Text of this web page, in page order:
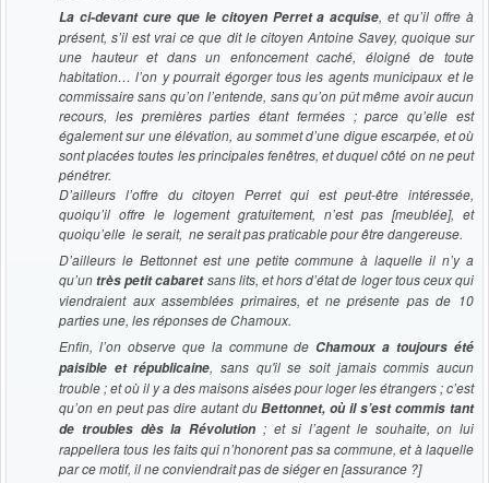
La ci-devant cure que le citoyen Perret a acquise, et qu’il offre à
présent, s’il est vrai ce que dit le citoyen Antoine Savey, quoique sur
une hauteur et dans un enfoncement caché, éloigné de toute
habitation… l’on y pourrait égorger tous les agents municipaux et le
commissaire sans qu’on l’entende, sans qu’on pût même avoir aucun
recours, les premières parties étant fermées ; parce qu’elle est
également sur une élévation, au sommet d’une digue escarpée, et où
sont placées toutes les principales fenêtres, et duquel côté on ne peut
pénétrer.
D’ailleurs l’offre du citoyen Perret qui est peut-être intéressée,
quoiqu’il offre le logement gratuitement, n’est pas [meublée], et
quoiqu’elle le serait, ne serait pas praticable pour être dangereuse.
D’ailleurs le Bettonnet est une petite commune à laquelle il n’y a
qu’untrès petit cabaretsans lits, et hors d’état de loger tous ceux qui
viendraient aux assemblées primaires, et ne présente pas de 10
parties une, les réponses de Chamoux.
Enfin, l’on observe que la commune de Chamoux a toujours été
paisible et républicaine, sans qu'il se soit jamais commis aucun
trouble ; et où il y a des maisons aisées pour loger les étrangers ; c’est
qu’on en peut pas dire autant duBettonnet, où il s’est commis tant
de troubles dès la Révolution ; et si l’agent le souhaite, on lui
rappellera tous les faits qui n’honorent pas sa commune, et à laquelle
par ce motif, il ne conviendrait pas de siéger en [assurance ?]